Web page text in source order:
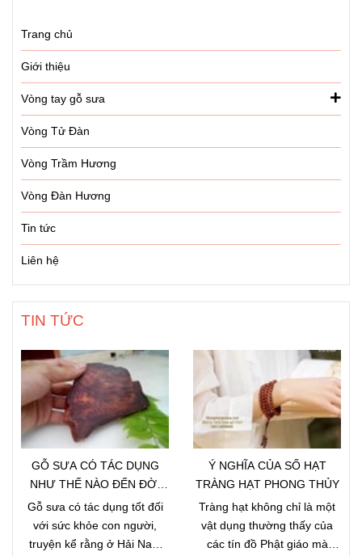
Trang chủ
Giới thiệu
Vòng tay gỗ sưa
Vòng Tử Đàn
Vòng Trầm Hương
Vòng Đàn Hương
Tin tức
Liên hệ
TIN TỨC
GỖ SƯA CÓ TÁC DỤNG
NHƯ THẾ NÀO ĐẾN ĐỜI
SỐNG CON NGƯỜI
Gỗ sưa có tác dụng tốt đối
với sức khỏe con người,
truyện kể rằng ở Hải Nam
Ý NGHĨA CỦA SỐ HẠT
TRÀNG HẠT PHONG THỦY
Tràng hạt không chỉ là một
vật dụng thường thấy của
các tín đồ Phật giáo mà